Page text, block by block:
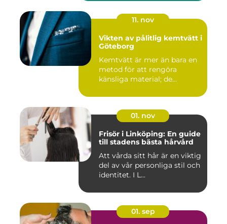
11. nov
Vikten av pålitlig kemtvätt i
Göteborg
Kemtvätt är mer än bara en
metod för att rengöra
känsliga material; de...
01. nov
Frisör i Linköping: En guide
till stadens bästa hårvård
Att vårda sitt hår är en viktig
del av vår personliga stil och
identitet. I L...
01. sep